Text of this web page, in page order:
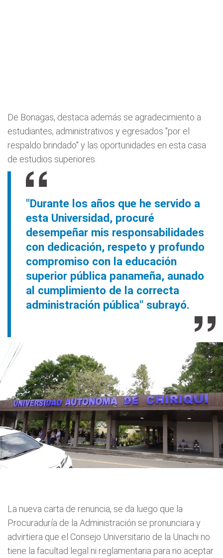
De Bonagas, destaca además se agradecimiento a
estudiantes, administrativos y egresados "por el
respaldo brindado" y las oportunidades en esta casa
de estudios superiores.
"Durante los años que he servido a
esta Universidad, procuré
desempeñar mis responsabilidades
con dedicación, respeto y profundo
compromiso con la educación
superior pública panameña, aunado
al cumplimiento de la correcta
administración pública" subrayó.
La nueva carta de renuncia, se da luego que la
Procuraduría de la Administración se pronunciara y
advirtiera que el Consejo Universitario de la Unachi no
tiene la facultad legal ni reglamentaria para no aceptar